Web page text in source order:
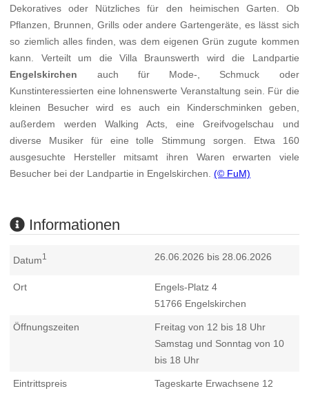
Dekoratives oder Nützliches für den heimischen Garten. Ob
Pflanzen, Brunnen, Grills oder andere Gartengeräte, es lässt sich
so ziemlich alles finden, was dem eigenen Grün zugute kommen
kann. Verteilt um die Villa Braunswerth wird die Landpartie
Engelskirchen auch für Mode-, Schmuck oder
Kunstinteressierten eine lohnenswerte Veranstaltung sein. Für die
kleinen Besucher wird es auch ein Kinderschminken geben,
außerdem werden Walking Acts, eine Greifvogelschau und
diverse Musiker für eine tolle Stimmung sorgen. Etwa 160
ausgesuchte Hersteller mitsamt ihren Waren erwarten viele
Besucher bei der Landpartie in Engelskirchen.(© FuM)
Informationen
Datum1 26.06.2026 bis 28.06.2026
Ort
Engels-Platz 4
51766 Engelskirchen
Öffnungszeiten
Freitag von 12 bis 18 Uhr
Samstag und Sonntag von 10
bis 18 Uhr
Eintrittspreis
Tageskarte Erwachsene 12